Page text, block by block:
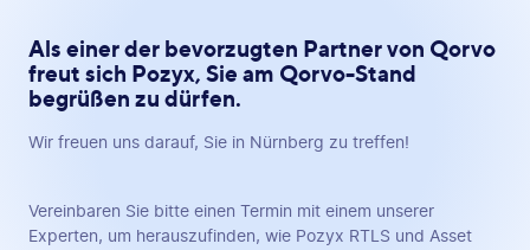
Als einer der bevorzugten Partner von Qorvo
freut sich Pozyx, Sie am Qorvo-Stand
begrüßen zu dürfen.
Wir freuen uns darauf, Sie in Nürnberg zu treffen!
Vereinbaren Sie bitte einen Termin mit einem unserer
Experten, um herauszufinden, wie Pozyx RTLS und Asset